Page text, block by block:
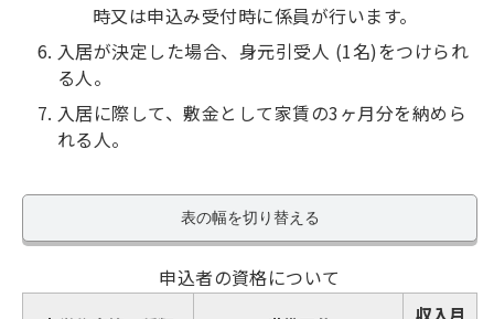
時又は申込み受付時に係員が行います。
入居が決定した場合、身元引受人 (1名)をつけられ
る人。
入居に際して、敷金として家賃の3ヶ月分を納めら
れる人。
表の幅を切り替える
申込者の資格について
収入月